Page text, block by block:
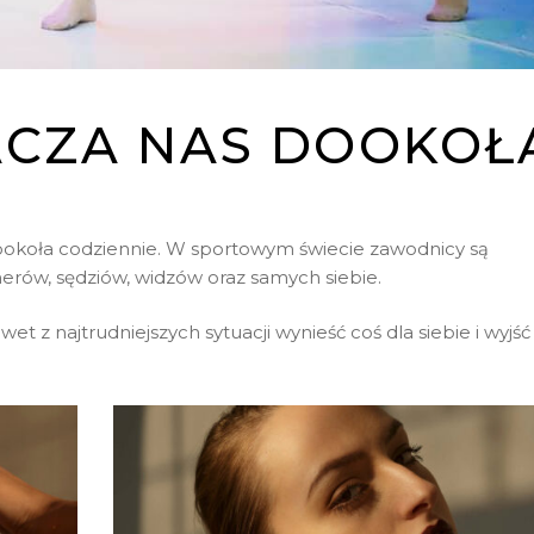
NAS
codziennie. W sportowym świecie zawodnicy są
sędziów, widzów oraz samych siebie.
z najtrudniejszych sytuacji wynieść coś dla siebie i wyjść